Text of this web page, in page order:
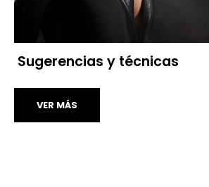
Sugerencias y técnicas
VER MÁS